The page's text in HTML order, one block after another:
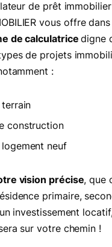
de prêt
vous offre
de calculatricedigne
de projets
:
terrain
construction
logement neuf
vision précise, que
primaire,
investissement
sur votre chemin !